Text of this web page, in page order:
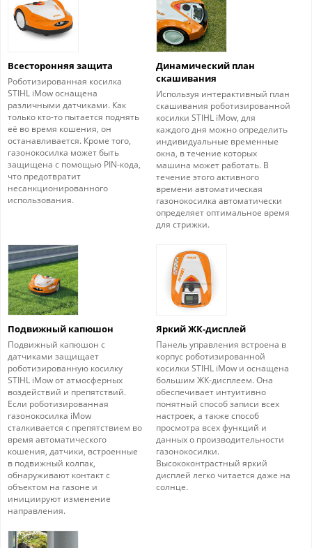
Всесторонняя защита
Роботизированная косилка
STIHL iMow оснащена
различными датчиками. Как
только кто-то пытается поднять
её во время кошения, он
останавливается. Кроме того,
газонокосилка может быть
защищена с помощью PIN-кода,
что предотвратит
несанкционированного
использования.
Динамический план
скашивания
Используя интерактивный план
скашивания роботизированной
косилки STIHL iMow, для
каждого дня можно определить
индивидуальные временные
окна, в течение которых
машина может работать. В
течение этого активного
времени автоматическая
газонокосилка автоматически
определяет оптимальное время
для стрижки.
Подвижный капюшон
Подвижный капюшон с
датчиками защищает
роботизированную косилку
STIHL iMow от атмосферных
воздействий и препятствий.
Если роботизированная
газонокосилка iMow
сталкивается с препятствием во
время автоматического
кошения, датчики, встроенные
в подвижный колпак,
обнаруживают контакт с
объектом на газоне и
инициируют изменение
направления.
Яркий ЖК-дисплей
Панель управления встроена в
корпус роботизированной
косилки STIHL iMow и оснащена
большим ЖК-дисплеем. Она
обеспечивает интуитивно
понятный способ записи всех
настроек, а также способ
просмотра всех функций и
данных о производительности
газонокосилки.
Высококонтрастный яркий
дисплей легко читается даже на
солнце.